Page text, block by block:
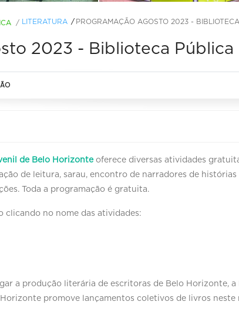
/ LITERATURA PROGRAMAÇÃO AGOSTO 2023 -
2023 - Biblioteca Pública
de Belo Horizonte oferece diversas atividades
de leitura, sarau, encontro de narradores de
Toda a programação é gratuita.
clicando no nome das atividades:
a produção literária de escritoras de Belo Horizonte, a
promove lançamentos coletivos de livros neste